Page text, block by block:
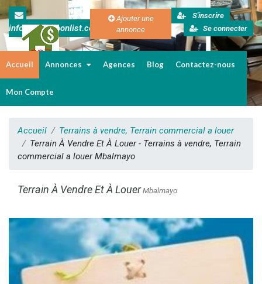
info@cameroonlist.com
Ajouter une
annonce
S'inscrire
Se connecter
Accueil Annonces Agences Blog Contactez-nous
Mon Compte
Accueil
Terrains à vendre, Terrain commercial a louer
Terrain À Vendre Et À Louer - Terrains à vendre, Terrain
commercial a louer Mbalmayo
Terrain À Vendre Et À LouerMbalmayo